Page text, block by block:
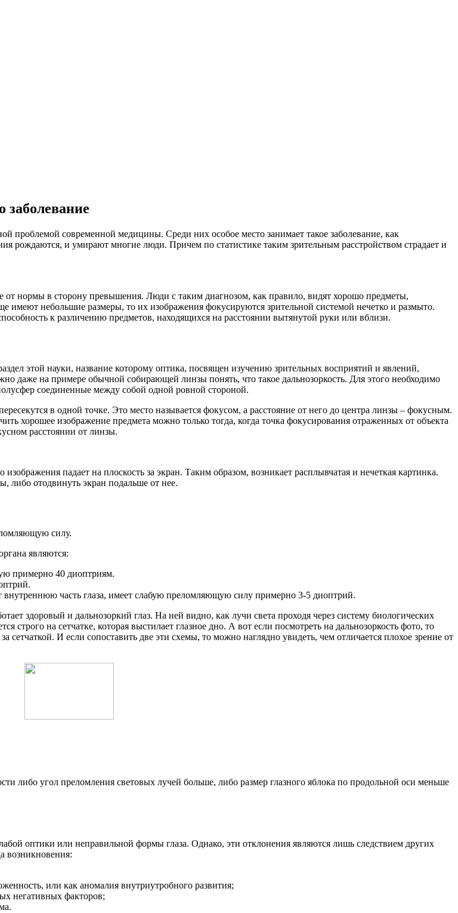
заболевание
проблемой современной медицины. Среди них особое место занимает такое заболевание, как
рождаются, и умирают многие люди. Причем по статистике таким зрительным расстройством страдает и
нормы в сторону превышения. Люди с таким диагнозом, как правило, видят хорошо предметы,
имеют небольшие размеры, то их изображения фокусируются зрительной системой нечетко и размыто.
к различению предметов, находящихся на расстоянии вытянутой руки или вблизи.
этой науки, название которому оптика, посвящен изучению зрительных восприятий и явлений,
даже на примере обычной собирающей линзы понять, что такое дальнозоркость. Для этого необходимо
соединенные между собой одной ровной стороной.
в одной точке. Это место называется фокусом, а расстояние от него до центра линзы – фокусным.
хорошее изображение предмета можно только тогда, когда точка фокусирования отраженных от объекта
расстоянии от линзы.
падает на плоскость за экран. Таким образом, возникает расплывчатая и нечеткая картинка.
либо отодвинуть экран подальше от нее.
силу.
являются:
примерно 40 диоптриям.
внутреннюю часть глаза, имеет слабую преломляющую силу примерно 3-5 диоптрий.
здоровый и дальнозоркий глаз. На ней видно, как лучи света проходя через систему биологических
строго на сетчатке, которая выстилает глазное дно. А вот если посмотреть на дальнозоркость фото, то
И если сопоставить две эти схемы, то можно наглядно увидеть, чем отличается плохое зрение от
либо угол преломления световых лучей больше, либо размер глазного яблока по продольной оси меньше
оптики или неправильной формы глаза. Однако, эти отклонения являются лишь следствием других
возникновения:
или как аномалия внутриутробного развития;
негативных факторов;